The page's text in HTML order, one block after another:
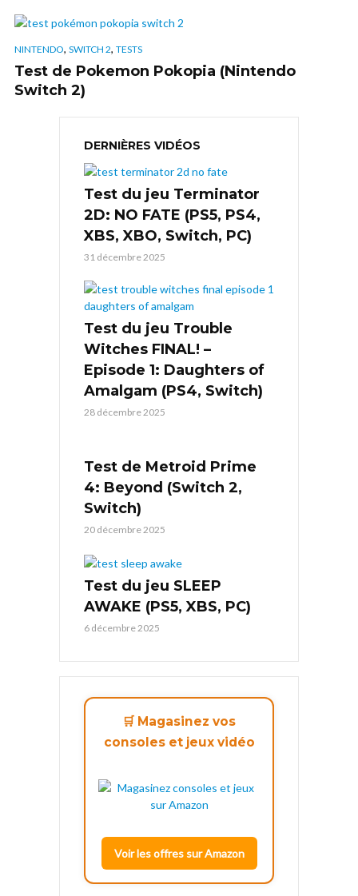
NINTENDO, SWITCH 2, TESTS
Test de Pokemon Pokopia (Nintendo
Switch 2)
DERNIÈRES VIDÉOS
Test du jeu Terminator
2D: NO FATE (PS5, PS4,
XBS, XBO, Switch, PC)
31 décembre 2025
Test du jeu Trouble
Witches FINAL! –
Episode 1: Daughters of
Amalgam (PS4, Switch)
28 décembre 2025
Test de Metroid Prime
4: Beyond (Switch 2,
Switch)
20 décembre 2025
Test du jeu SLEEP
AWAKE (PS5, XBS, PC)
6 décembre 2025
🛒 Magasinez vos
consoles et jeux vidéo
Voir les offres sur Amazon